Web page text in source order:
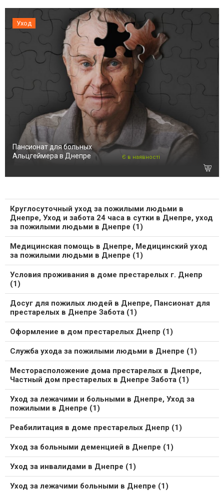
Уход
Пансионат для больных
Альцгеймера в Днепре
Є в наявності
Круглосуточный уход за пожилыми людьми в
Днепре, Уход и забота 24 часа в сутки в Днепре, уход
за пожилыми людьми в Днепре (1)
Медицинская помощь в Днепре, Медицинский уход
за пожилыми людьми в Днепре (1)
Условия проживания в доме престарелых г. Днепр
(1)
Досуг для пожилых людей в Днепре, Пансионат для
престарелых в Днепре Забота (1)
Оформление в дом престарелых Днепр (1)
Служба ухода за пожилыми людьми в Днепре (1)
Месторасположение дома престарелых в Днепре,
Частный дом престарелых в Днепре Забота (1)
Уход за лежачими и больными в Днепре, Уход за
пожилыми в Днепре (1)
Реабилитация в доме престарелых Днепр (1)
Уход за больными деменцией в Днепре (1)
Уход за инвалидами в Днепре (1)
Уход за лежачими больными в Днепре (1)